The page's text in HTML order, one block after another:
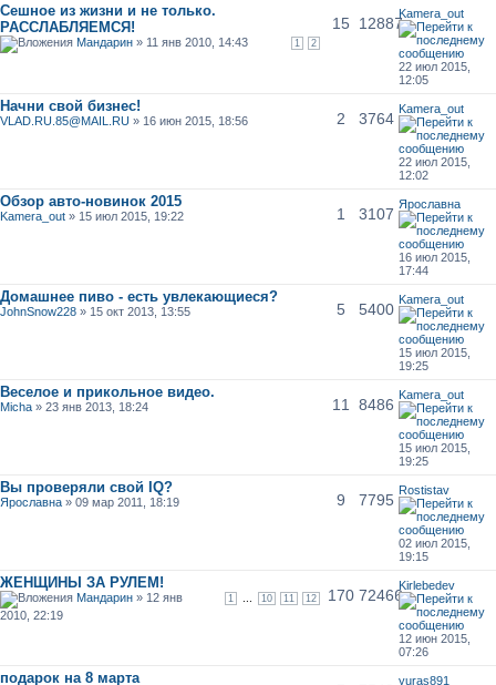
Сешное из жизни и не только.
РАССЛАБЛЯЕМСЯ!
1 2
Мандарин » 11 янв 2010, 14:43
15 12887
Kamera_out
22 июл 2015,
12:05
Начни свой бизнес!
VLAD.RU.85@MAIL.RU » 16 июн 2015, 18:56 2 3764
Kamera_out
22 июл 2015,
12:02
Обзор авто-новинок 2015
Kamera_out » 15 июл 2015, 19:22 1 3107
Ярославна
16 июл 2015,
17:44
Домашнее пиво - есть увлекающиеся?
JohnSnow228 » 15 окт 2013, 13:55 5 5400
Kamera_out
15 июл 2015,
19:25
Веселое и прикольное видео.
Micha » 23 янв 2013, 18:24 11 8486
Kamera_out
15 июл 2015,
19:25
Вы проверяли свой IQ?
Ярославна » 09 мар 2011, 18:19 9 7795
Rostistav
02 июл 2015,
19:15
ЖЕНЩИНЫ ЗА РУЛЕМ!
1 10 11 12
Мандарин » 12 янв
2010, 22:19
170 72466
Kirlebedev
12 июн 2015,
07:26
подарок на 8 марта yuras891